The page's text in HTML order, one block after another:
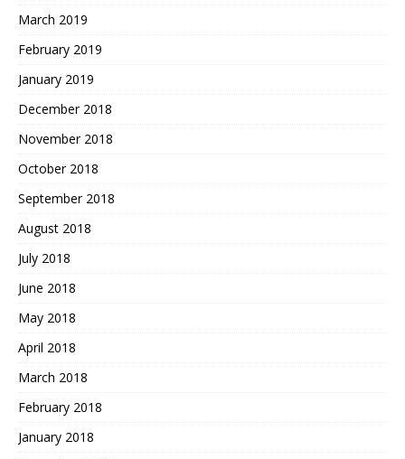
March 2019
February 2019
January 2019
December 2018
November 2018
October 2018
September 2018
August 2018
July 2018
June 2018
May 2018
April 2018
March 2018
February 2018
January 2018